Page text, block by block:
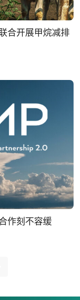
合开展甲烷减排
作刻不容缓